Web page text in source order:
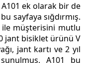
ek olarak bir de
sayfaya sığdırmış.
müşterisini mutlu
jant bisiklet ürünü V
jant kartı ve 2 yıl
A101 bu